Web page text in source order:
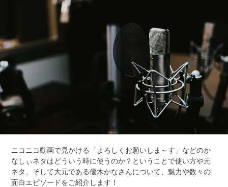
ニコニコ動画で見かける「よろしくお願いしま～す」などのか
なしぃネタはどういう時に使うのか？ということで使い方や元
ネタ、そして大元である優木かなさんについて、魅力や数々の
面白エピソードをご紹介します！